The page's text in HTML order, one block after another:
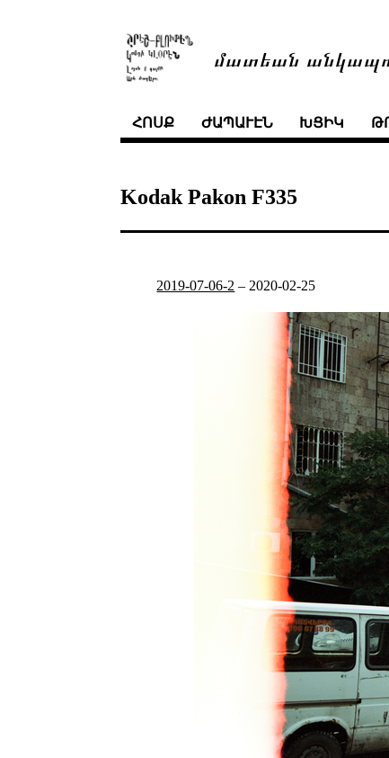
մատեան
ՀՈՍՔ ԺԱՊԱՒԷՆ ԽՑԻԿ
Kodak Pakon F335
2019-07-06-2 – 2020-02-25